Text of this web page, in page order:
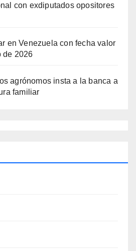
con exdiputados opositores
en Venezuela con fecha valor
de 2026
agrónomos insta a la banca a
familiar